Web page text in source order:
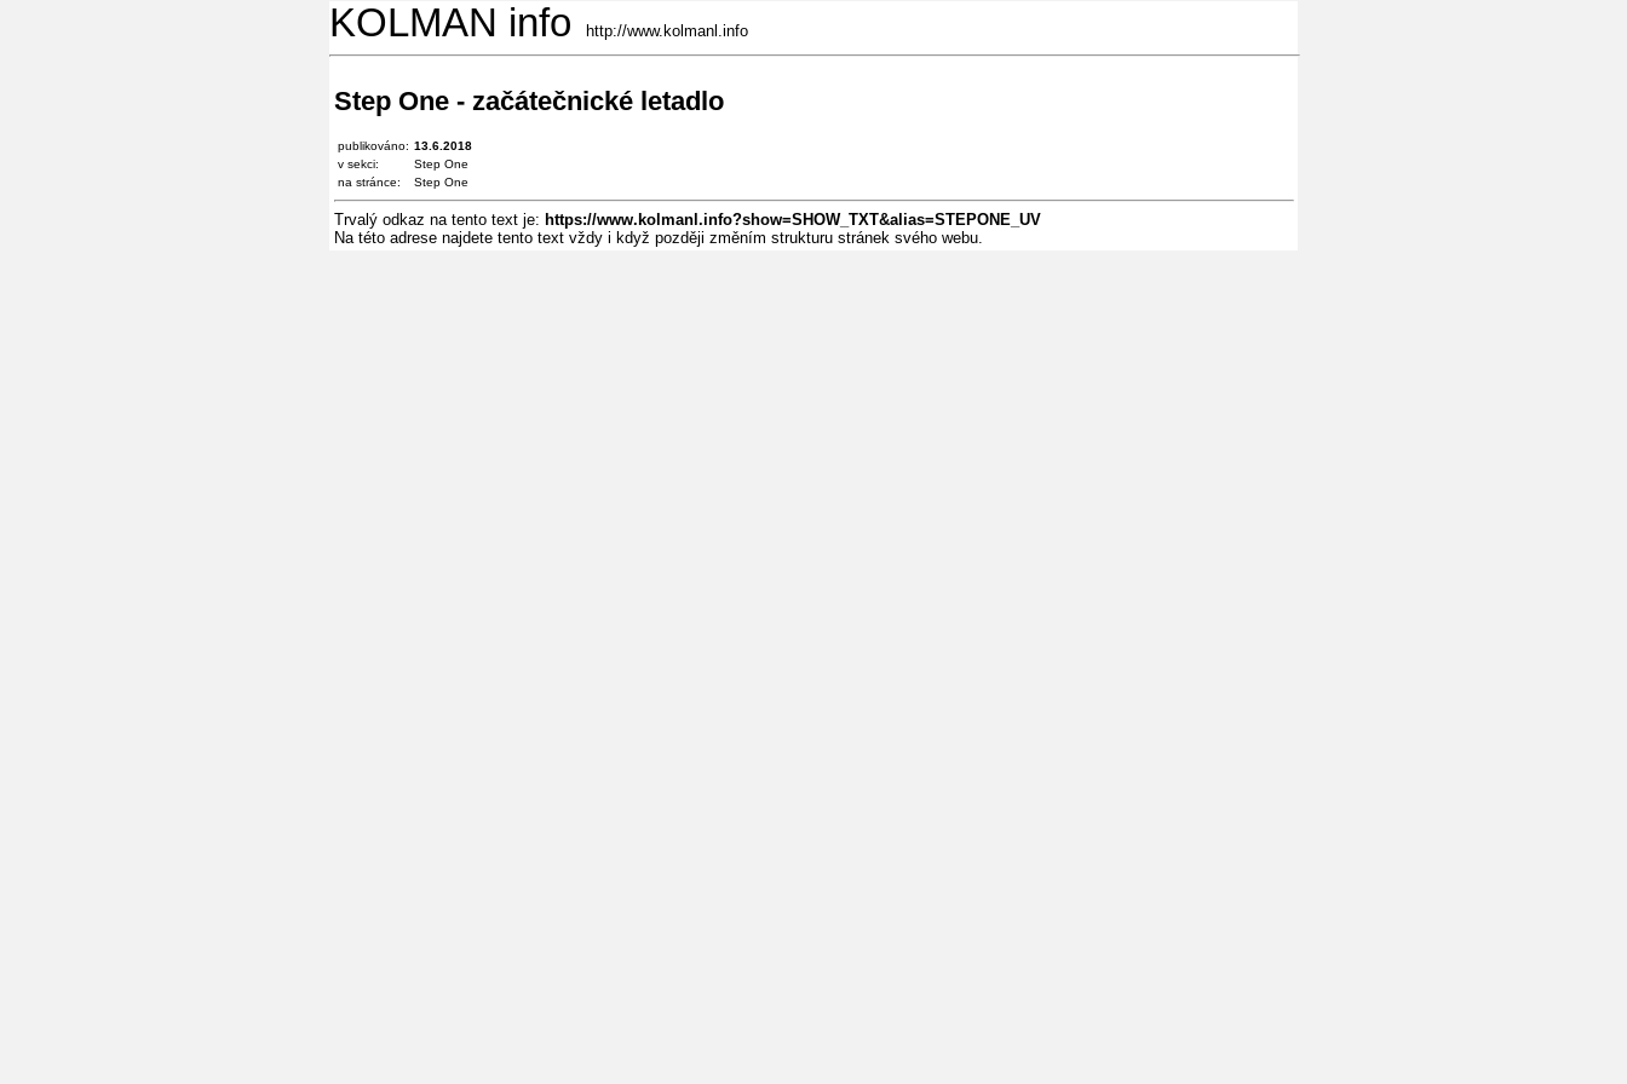
KOLMAN info http://www.kolmanl.info
Step One - začátečnické letadlo
publikováno: 13.6.2018
v sekci:
Step One
na stránce:
Step One
Trvalý odkaz na tento text je: https://www.kolmanl.info?show=SHOW_TXT&alias=STEPONE_UV
Na této adrese najdete tento text vždy i když později změním strukturu stránek svého webu.